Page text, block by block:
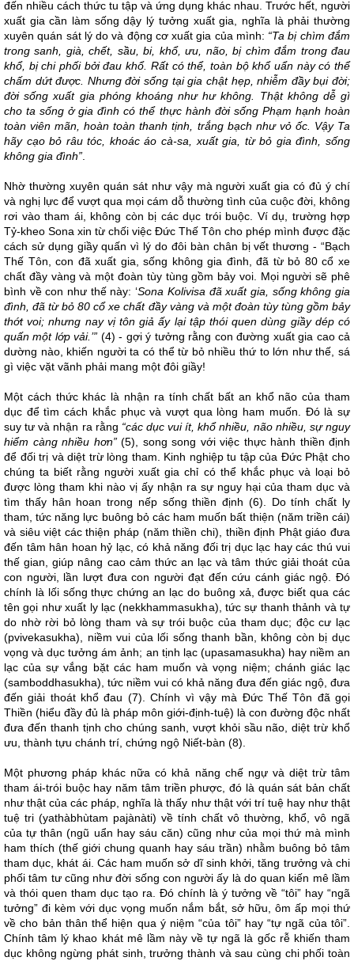
đến nhiều cách thức tu tập và ứng dụng khác nhau. Trước hết, người
xuất gia cần làm sống dậy lý tưởng xuất gia, nghĩa là phải thường
xuyên quán sát lý do và động cơ xuất gia của mình: “Ta bị chìm đắm
trong sanh, già, chết, sầu, bi, khổ, ưu, não, bị chìm đắm trong đau
khổ, bị chi phối bởi đau khổ. Rất có thể, toàn bộ khổ uẩn này có thể
chấm dứt được. Nhưng đời sống tại gia chật hẹp, nhiễm đầy bụi đời;
đời sống xuất gia phóng khoáng như hư không. Thật không dễ gì
cho ta sống ở gia đình có thể thực hành đời sống Phạm hạnh hoàn
toàn viên mãn, hoàn toàn thanh tịnh, trắng bạch như vỏ ốc. Vậy Ta
hãy cạo bỏ râu tóc, khoác áo cà-sa, xuất gia, từ bỏ gia đình, sống
không gia đình”
Nhờ thường xuyên quán sát như vậy mà người xuất gia có đủ ý chí
và nghị lực để vượt qua mọi cám dỗ thường tình của cuộc đời, không
rơi vào tham ái, không còn bị các dục trói buộc. Ví dụ, trường hợp
Tỷ-kheo Sona xin từ chối việc Đức Thế Tôn cho phép mình được đặc
cách sử dụng giầy quấn vì lý do đôi bàn chân bị vết thương - “Bạch
Thế Tôn, con đã xuất gia, sống không gia đình, đã từ bỏ 80 cổ xe
chất đầy vàng và một đoàn tùy tùng gồm bảy voi. Mọi người sẽ phê
bình về con như thế này: ‘Sona Kolivisa đã xuất gia, sống không gia
đình, đã từ bỏ 80 cổ xe chất đầy vàng và một đoàn tùy tùng gồm bảy
thớt voi; nhưng nay vị tôn giả ấy lại tập thói quen dùng giầy dép có
quấn một lớp vải.’” (4) - gợi ý tưởng rằng con đường xuất gia cao cả
dường nào, khiến người ta có thể từ bỏ nhiều thứ to lớn như thế, sá
gì việc vặt vãnh phải mang một đôi giầy!
Một cách thức khác là nhận ra tính chất bất an khổ não của tham
dục để tìm cách khắc phục và vượt qua lòng ham muốn. Đó là sự
suy tư và nhận ra rằng “các dục vui ít, khổ nhiều, não nhiều, sự nguy
hiểm càng nhiều hơn”(5), song song với việc thực hành thiền định
để đối trị và diệt trừ lòng tham. Kinh nghiệp tu tập của Đức Phật cho
chúng ta biết rằng người xuất gia chỉ có thể khắc phục và loại bỏ
được lòng tham khi nào vị ấy nhận ra sự nguy hại của tham dục và
tìm thấy hân hoan trong nếp sống thiền định (6). Do tính chất ly
tham, tức năng lực buông bỏ các ham muốn bất thiện (năm triền cái)
và siêu việt các thiện pháp (năm thiền chi), thiền định Phật giáo đưa
đến tâm hân hoan hỷ lạc, có khả năng đối trị dục lạc hay các thú vui
thế gian, giúp nâng cao cảm thức an lạc và tâm thức giải thoát của
con người, lần lượt đưa con người đạt đến cứu cánh giác ngộ. Đó
chính là lối sống thực chứng an lạc do buông xả, được biết qua các
tên gọi như xuất ly lạc (nekkhammasukha), tức sự thanh thảnh và tự
do nhờ rời bỏ lòng tham và sự trói buộc của tham dục; độc cư lạc
(pvivekasukha), niềm vui của lối sống thanh bần, không còn bị dục
vọng và dục tưởng ám ảnh; an tịnh lạc (upasamasukha) hay niềm an
lạc của sự vắng bặt các ham muốn và vọng niệm; chánh giác lạc
(samboddhasukha), tức niềm vui có khả năng đưa đến giác ngộ, đưa
đến giải thoát khổ đau (7). Chính vì vậy mà Đức Thế Tôn đã gọi
Thiền (hiểu đầy đủ là pháp môn giới-định-tuệ) là con đường độc nhất
đưa đến thanh tịnh cho chúng sanh, vượt khỏi sầu não, diệt trừ khổ
ưu, thành tựu chánh trí, chứng ngộ Niết-bàn (8).
Một phương pháp khác nữa có khả năng chế ngự và diệt trừ tâm
tham ái-trói buộc hay năm tâm triền phược, đó là quán sát bản chất
như thật của các pháp, nghĩa là thấy như thật với trí tuệ hay như thật
tuệ tri (yathàbhùtam pajànàti) về tính chất vô thường, khổ, vô ngã
của tự thân (ngũ uẩn hay sáu căn) cũng như của mọi thứ mà mình
ham thích (thế giới chung quanh hay sáu trần) nhằm buông bỏ tâm
tham dục, khát ái. Các ham muốn sở dĩ sinh khởi, tăng trưởng và chi
phối tâm tư cũng như đời sống con người ấy là do quan kiến mê lầm
và thói quen tham dục tạo ra. Đó chính là ý tưởng về “tôi” hay “ngã
tưởng” đi kèm với dục vọng muốn nắm bắt, sở hữu, ôm ấp mọi thứ
về cho bản thân thể hiện qua ý niệm “của tôi” hay “tự ngã của tôi”.
Chính tâm lý khao khát mê lầm này về tự ngã là gốc rễ khiến tham
dục không ngừng phát sinh, trưởng thành và sau cùng chi phối toàn